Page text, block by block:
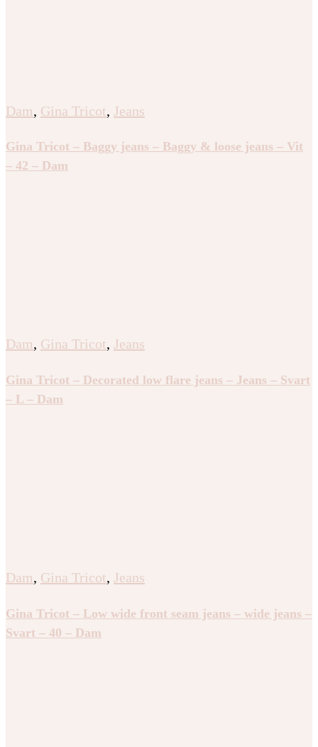
Dam, Gina Tricot, Jeans
Gina Tricot – Baggy jeans – Baggy & loose jeans – Vit
– 42 – Dam
Dam, Gina Tricot, Jeans
Gina Tricot – Decorated low flare jeans – Jeans – Svart
– L – Dam
Dam, Gina Tricot, Jeans
Gina Tricot – Low wide front seam jeans – wide jeans –
Svart – 40 – Dam